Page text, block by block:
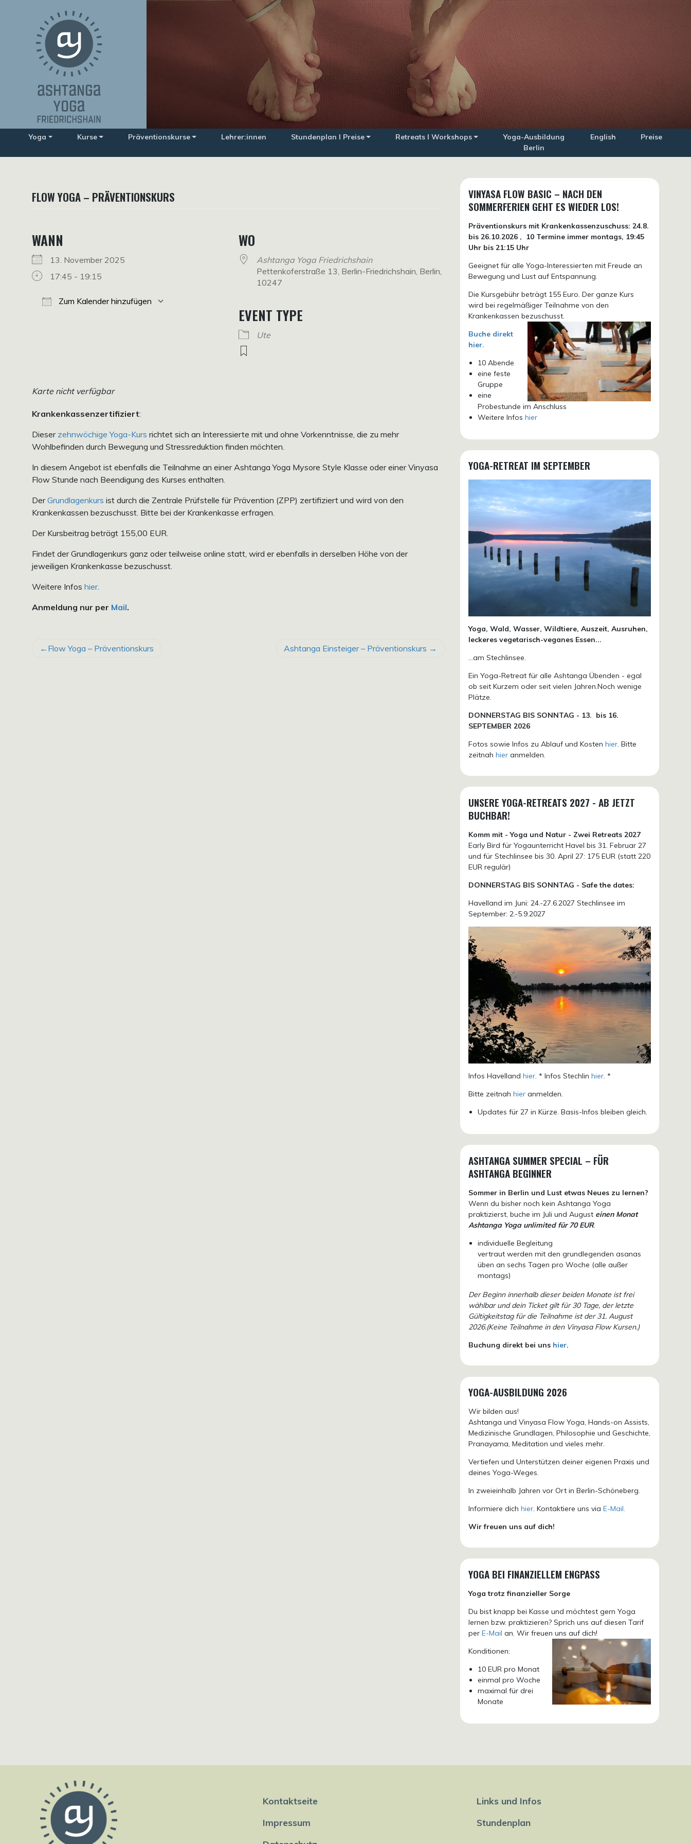
Yoga Kurse Präventionskurse Lehrer:innen Stundenplan I Preise Retreats I Workshops
Yoga-Ausbildung
Berlin
English Preise
FLOW YOGA – PRÄVENTIONSKURS
WANN
13. November 2025
17:45 - 19:15
Zum Kalender hinzufügen
WO
Ashtanga Yoga Friedrichshain
Pettenkoferstraße 13, Berlin-Friedrichshain, Berlin,
10247
EVENT TYPE
Ute
Karte nicht verfügbar
Krankenkassenzertifiziert:
Dieser zehnwöchige Yoga-Kurs richtet sich an Interessierte mit und ohne Vorkenntnisse, die zu mehr
Wohlbefinden durch Bewegung und Stressreduktion finden möchten.
In diesem Angebot ist ebenfalls die Teilnahme an einer Ashtanga Yoga Mysore Style Klasse oder einer Vinyasa
Flow Stunde nach Beendigung des Kurses enthalten.
DerGrundlagenkurs ist durch die Zentrale Prüfstelle für Prävention (ZPP) zertifiziert und wird von den
Krankenkassen bezuschusst. Bitte bei der Krankenkasse erfragen.
Der Kursbeitrag beträgt 155,00 EUR.
Findet der Grundlagenkurs ganz oder teilweise online statt, wird er ebenfalls in derselben Höhe von der
jeweiligen Krankenkasse bezuschusst.
Weitere Infos hier.
Anmeldung nur per Mail.
BEITRAGSNAVIGATION
Flow Yoga – Präventionskurs Ashtanga Einsteiger – Präventionskurs
VINYASA FLOW BASIC – NACH DEN
SOMMERFERIEN GEHT ES WIEDER LOS!
Präventionskurs mit Krankenkassenzuschuss:24.8.
bis 26.10.2026 ,
10 Termine immer montags, 19:45
Uhr bis 21:15 Uhr
Geeignet für alle Yoga-Interessierten mit Freude an
Bewegung und Lust auf Entspannung.
Die Kursgebühr beträgt 155 Euro. Der ganze Kurs
wird bei regelmäßiger Teilnahme von den
Krankenkassen bezuschusst.
Buche direkt
hier.
10 Abende
eine feste
Gruppe
eine
Probestunde im Anschluss
Weitere Infos hier
YOGA-RETREAT IM SEPTEMBER
Yoga, Wald, Wasser, Wildtiere, Auszeit, Ausruhen,
leckeres vegetarisch-veganes Essen...
...am Stechlinsee.
Ein Yoga-Retreat für alle Ashtanga Übenden - egal
ob seit Kurzem oder seit vielen Jahren.Noch wenige
Plätze.
DONNERSTAG BIS SONNTAG - 13. bis 16.
SEPTEMBER 2026
Fotos sowie Infos zu Ablauf und Kostenhier. Bitte
zeitnahhier anmelden.
UNSERE YOGA-RETREATS 2027 - AB JETZT
BUCHBAR!
Komm mit - Yoga und Natur - Zwei Retreats 2027
Early Bird für Yogaunterricht Havel bis 31. Februar 27
und für Stechlinsee bis 30. April 27: 175 EUR (statt 220
EUR regulär)
DONNERSTAG BIS SONNTAG - Safe the dates:
Havelland im Juni: 24.-27.6.2027 Stechlinsee im
September: 2.-5.9.2027
Infos Havellandhier. * Infos Stechlinhier. *
Bitte zeitnahhier anmelden.
Updates für 27 in Kürze. Basis-Infos bleiben gleich.
ASHTANGA SUMMER SPECIAL – FÜR
ASHTANGA BEGINNER
Sommer in Berlin und Lust etwas Neues zu lernen?
Wenn du bisher noch kein Ashtanga Yoga
praktizierst, buche im Juli und August einen Monat
Ashtanga Yoga unlimited für 70 EUR.
individuelle Begleitung
vertraut werden mit den grundlegenden asanas
üben an sechs Tagen pro Woche (alle außer
montags)
Der Beginn innerhalb dieser beiden Monate ist frei
wählbar und dein Ticket gilt für 30 Tage, der letzte
Gültigkeitstag für die Teilnahme ist der 31. August
2026.(Keine Teilnahme in den Vinyasa Flow Kursen.)
Buchung direkt bei uns hier.
YOGA-AUSBILDUNG 2026
Wir bilden aus!
Ashtanga und Vinyasa Flow Yoga, Hands-on Assists,
Medizinische Grundlagen, Philosophie und Geschichte,
Pranayama, Meditation und vieles mehr.
Vertiefen und Unterstützen deiner eigenen Praxis und
deines Yoga-Weges.
In zweieinhalb Jahren vor Ort in Berlin-Schöneberg.
Informiere dichhier. Kontaktiere uns viaE-Mail.
Wir freuen uns auf dich!
YOGA BEI FINANZIELLEM ENGPASS
Yoga trotz finanzieller Sorge
Du bist knapp bei Kasse und möchtest gern Yoga
lernen bzw. praktizieren? Sprich uns auf diesen Tarif
perE-Mail an. Wir freuen uns auf dich!
Konditionen:
10 EUR pro Monat
einmal pro Woche
maximal für drei
Monate
Kontaktseite
Impressum
Links und Infos
Stundenplan